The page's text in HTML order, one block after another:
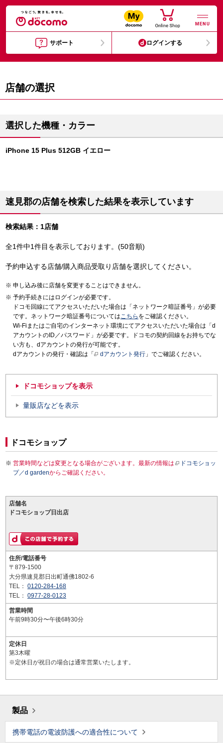
MENU
サポート ログインする
店舗の選択
選択した機種・カラー
iPhone 15 Plus 512GB イエロー
速見郡の店舗を検索した結果を表示しています
検索結果：1店舗
全1件中1件目を表示しております。(50音順)
予約申込する店舗/購入商品受取り店舗を選択してください。
申し込み後に店舗を変更することはできません。
予約手続きにはログインが必要です。
ドコモ回線にてアクセスいただいた場合は「ネットワーク暗証番号」が必要
です。ネットワーク暗証番号についてはこちら をご確認ください。
Wi-Fiまたはご自宅のインターネット環境にてアクセスいただいた場合は「d
アカウントのID／パスワード」が必要です。ドコモの契約回線をお持ちでな
い方も、dアカウントの発行が可能です。
dアカウントの発行・確認は「
dアカウント発行 」でご確認ください。
ドコモショップを表示
量販店などを表示
ドコモショップ
営業時間などは変更となる場合がございます。最新の情報は
ドコモショッ
プ／d gardenからご確認ください。
店舗名
ドコモショップ日出店
住所/電話番号
〒879-1500
大分県速見郡日出町通佛1802-6
TEL： 0120-284-168
TEL： 0977-28-0123
営業時間
午前9時30分〜午後6時30分
定休日
第3木曜
※定休日が祝日の場合は通常営業いたします。
製品
携帯電話の電波防護への適合性について